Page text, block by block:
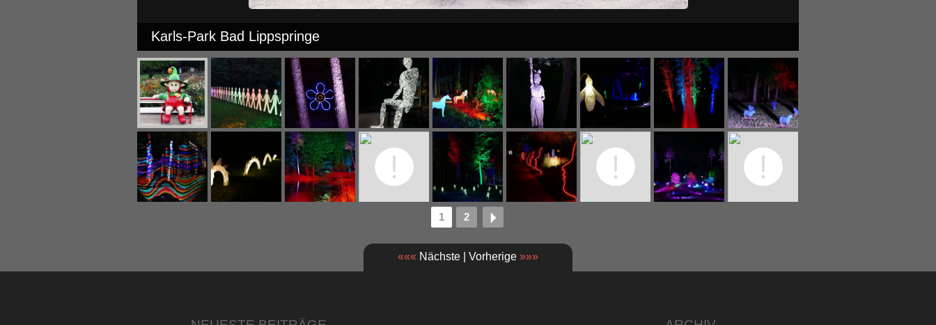
Karls-Park Bad Lippspringe
1 2
««« Nächste | Vorherige »»»